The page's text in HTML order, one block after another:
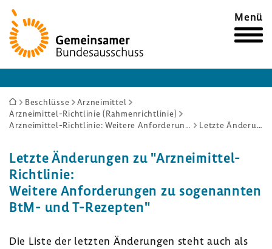
Zur
Startseite
Menü
Sie
sind
Beschlüsse
Arzneimittel
Arzneimittel-Richtlinie (Rahmenrichtlinie)
Arzneimittel-Richtlinie: Weitere Anforderungen zu sogenannten BtM- und T-Rezepten
Letzte Änderungen
Letzte Ände­rungen zu "Arzneimittel-​
Richtlinie:
Weitere Anfor­de­rungen zu soge­nannten
BtM- und T-​Rezepten"
Die Liste der letzten Ände­rungen steht auch als